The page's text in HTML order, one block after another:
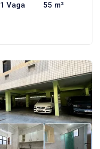
1 Vaga 55 m²